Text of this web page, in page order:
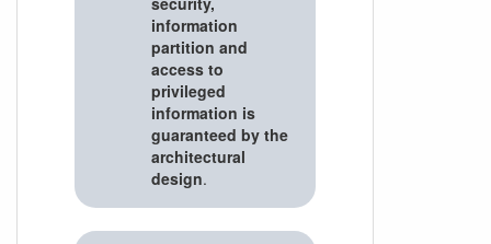
information
partition and
access to
privileged
information is
guaranteed by the
architectural
design.